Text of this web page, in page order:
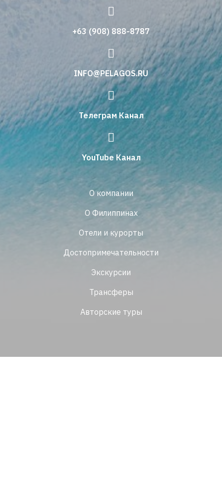
+63 (908) 888-8787
INFO@PELAGOS.RU
Телеграм Канал
YouTube Канал
О компании
О Филиппинах
Отели и курорты
Достопримечательности
Экскурсии
Трансферы
Авторские туры